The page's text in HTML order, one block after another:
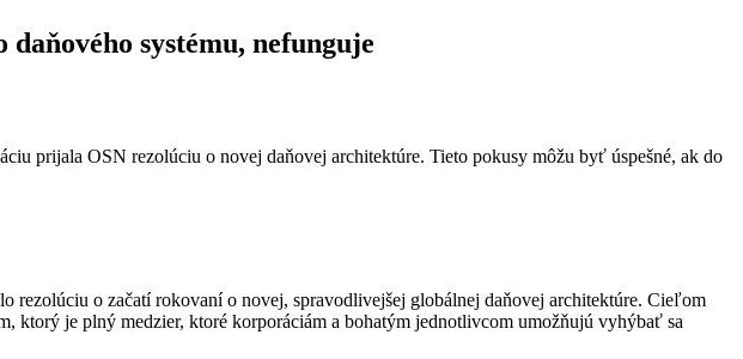
systému, nefunguje
prijala OSN rezolúciu o novej daňovej architektúre. Tieto pokusy môžu byť úspešné, ak do
o začatí rokovaní o novej, spravodlivejšej globálnej daňovej architektúre. Cieľom
ktorý je plný medzier, ktoré korporáciám a bohatým jednotlivcom umožňujú vyhýbať sa